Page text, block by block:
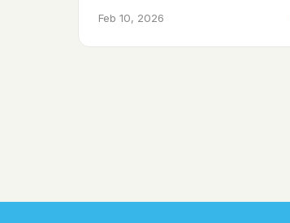
Feb 10, 2026